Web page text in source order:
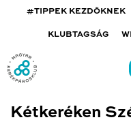
#TIPPEK KEZDŐKNEK
KLUBTAGSÁG
Kétkeréken